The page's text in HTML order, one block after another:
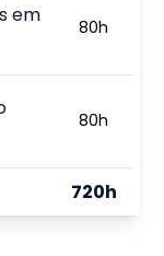
em
80h
80h
720h